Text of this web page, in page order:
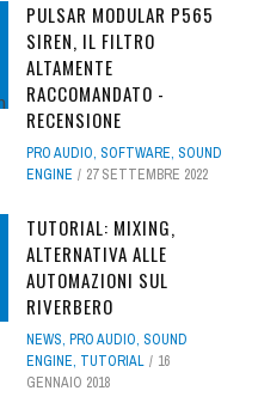
PULSAR MODULAR P565
SIREN, IL FILTRO
ALTAMENTE
RACCOMANDATO -
RECENSIONE
PRO AUDIO, SOFTWARE, SOUND
ENGINE
27 SETTEMBRE 2022
TUTORIAL: MIXING,
ALTERNATIVA ALLE
AUTOMAZIONI SUL
RIVERBERO
NEWS, PRO AUDIO, SOUND
ENGINE, TUTORIAL
16
GENNAIO 2018